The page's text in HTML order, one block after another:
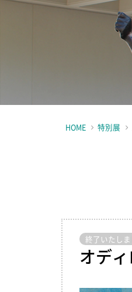
HOME 特別展
終了いたし
オデ